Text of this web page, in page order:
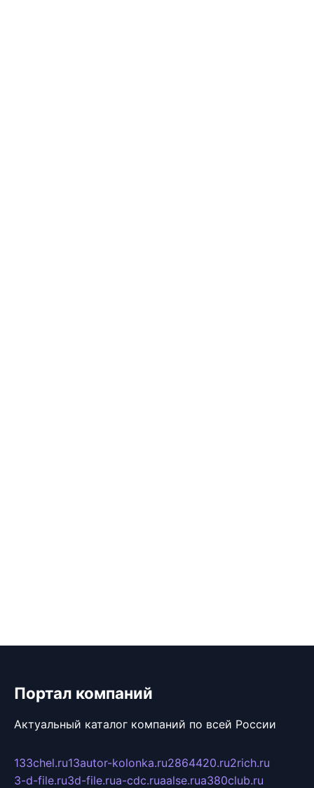
Портал компаний
Актуальный каталог компаний по всей России
133chel.ru13autor-kolonka.ru2864420.ru2rich.ru
3-d-file.ru3d-file.rua-cdc.ruaalse.rua380club.ru